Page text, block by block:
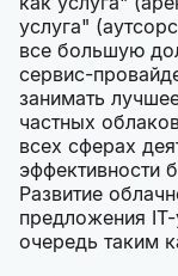
услуга"
все большую
сервис-
занимать
частных
всех сферах
эффективности
Развитие
предложения
очередь таким